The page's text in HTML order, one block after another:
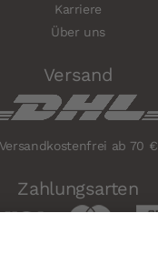
Karriere
Über uns
Versand
Versandkostenfrei ab 70 €
Zahlungsarten